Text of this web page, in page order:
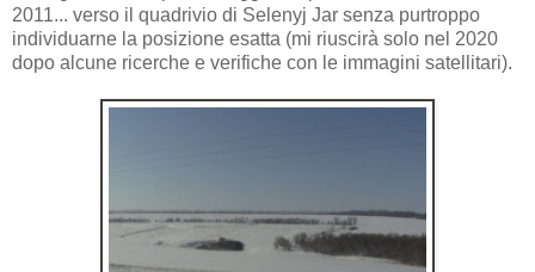
2011... verso il quadrivio di Selenyj Jar senza purtroppo
individuarne la posizione esatta (mi riuscirà solo nel 2020
dopo alcune ricerche e verifiche con le immagini satellitari).